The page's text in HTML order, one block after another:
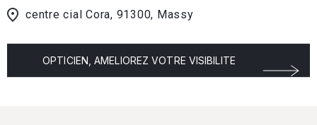
centre cial Cora, 91300, Massy
OPTICIEN, AMELIOREZ VOTRE VISIBILITE